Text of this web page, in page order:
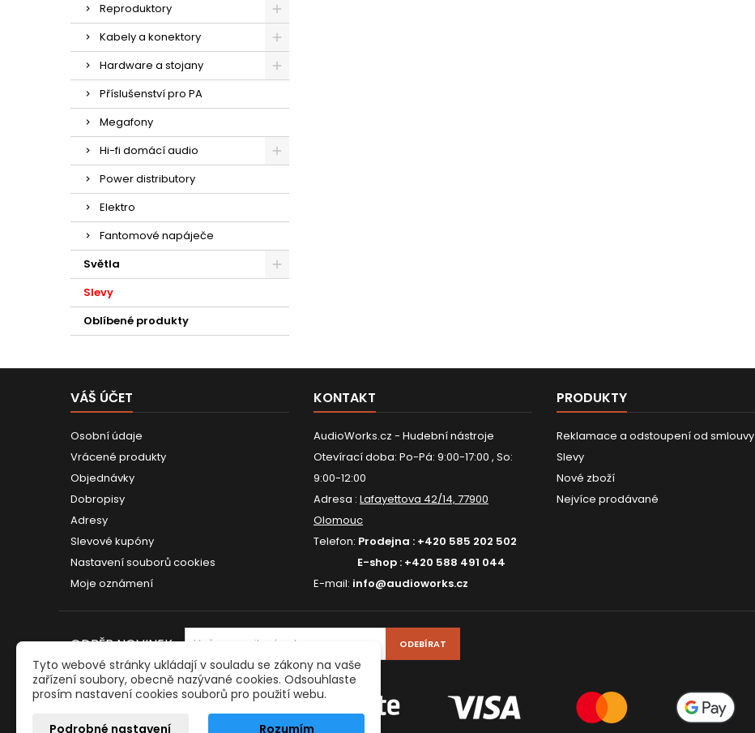
Reproduktory
Kabely a konektory
Hardware a stojany
Příslušenství pro PA
Megafony
Hi-fi domácí audio
Power distributory
Elektro
Fantomové napáječe
Světla
Slevy
Oblíbené produkty
VÁŠ ÚČET
Osobní údaje
Vrácené produkty
Objednávky
Dobropisy
Adresy
Slevové kupóny
Nastavení souborů cookies
Moje oznámení
KONTAKT
AudioWorks.cz - Hudební nástroje
Otevírací doba: Po-Pá: 9:00-17:00 , So:
9:00-12:00
Adresa : Lafayettova 42/14, 77900
Olomouc
Telefon: Prodejna : +420 585 202 502
E-shop : +420 588 491 044
E-mail: info@audioworks.cz
PRODUKTY
Reklamace a odstoupení od smlouvy
Slevy
Nové zboží
Nejvíce prodávané
ODBĚR NOVINEK
Tyto webové stránky ukládají v souladu se zákony na vaše
zařízení soubory, obecně nazývané cookies. Odsouhlaste
prosím nastavení cookies souborů pro použití webu.
Podrobné nastavení Rozumím